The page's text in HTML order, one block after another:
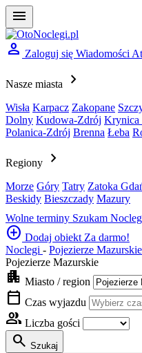
menu
person Zaloguj się Wiadomości
Nasze miasta chevron_right
Wisła Karpacz Zakopane
Dolny Kudowa-Zdrój Krynica
Polanica-Zdrój Brenna Łeba
Regiony chevron_right
Morze Góry Tatry Zatoka
Beskidy Bieszczady Mazury
Wolne terminy Szukam
add_circle Dodaj obiekt Za darmo!
Noclegi - Pojezierze
Pojezierze Mazurskie
apartment Miasto / region
calendar_today Czas wyjazdu
group Liczba gości
search Szukaj